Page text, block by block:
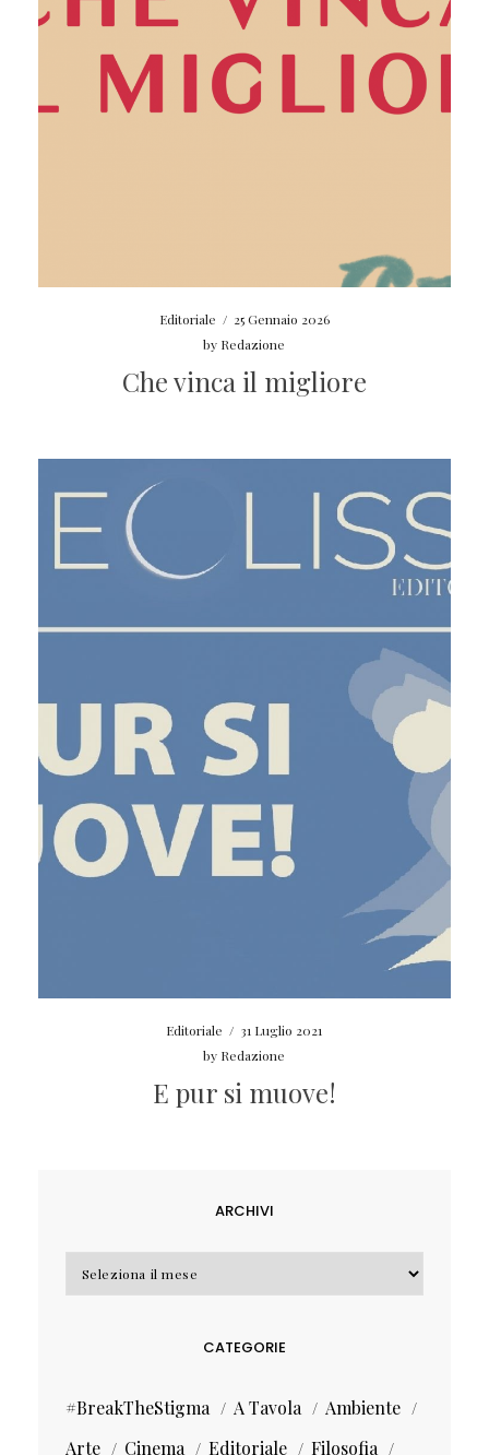
Editoriale / 25 Gennaio 2026
by Redazione
Che vinca il migliore
Editoriale / 31 Luglio 2021
by Redazione
E pur si muove!
ARCHIVI
Archivi
CATEGORIE
#BreakTheStigma A Tavola
Ambiente
Arte
Cinema Editoriale
Filosofia